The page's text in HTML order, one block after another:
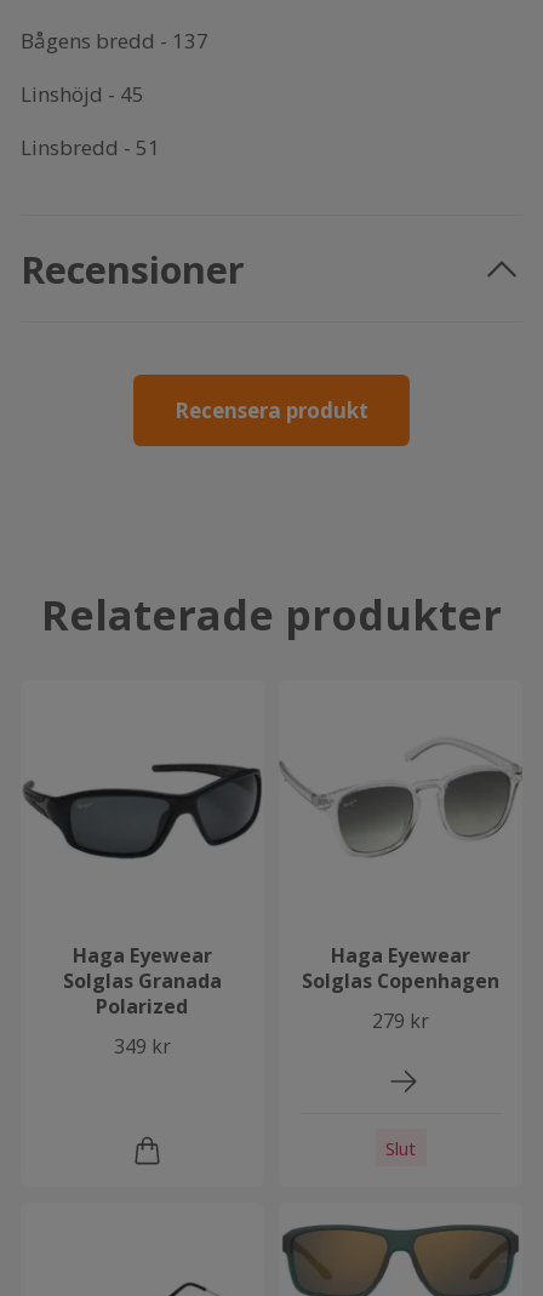
Bågens bredd - 137
Linshöjd - 45
Linsbredd - 51
Recensioner
Recensera produkt
Relaterade produkter
Haga Eyewear
Solglas Granada
Polarized
349 kr
Haga Eyewear
Solglas Copenhagen
279 kr
Slut